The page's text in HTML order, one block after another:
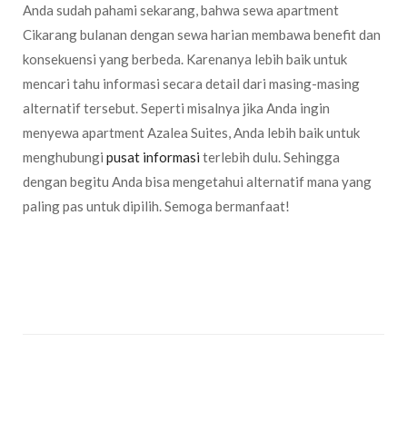
Anda sudah pahami sekarang, bahwa sewa apartment
Cikarang bulanan dengan sewa harian membawa benefit dan
konsekuensi yang berbeda. Karenanya lebih baik untuk
mencari tahu informasi secara detail dari masing-masing
alternatif tersebut. Seperti misalnya jika Anda ingin
menyewa apartment Azalea Suites, Anda lebih baik untuk
menghubungi pusat informasi terlebih dulu. Sehingga
dengan begitu Anda bisa mengetahui alternatif mana yang
paling pas untuk dipilih. Semoga bermanfaat!